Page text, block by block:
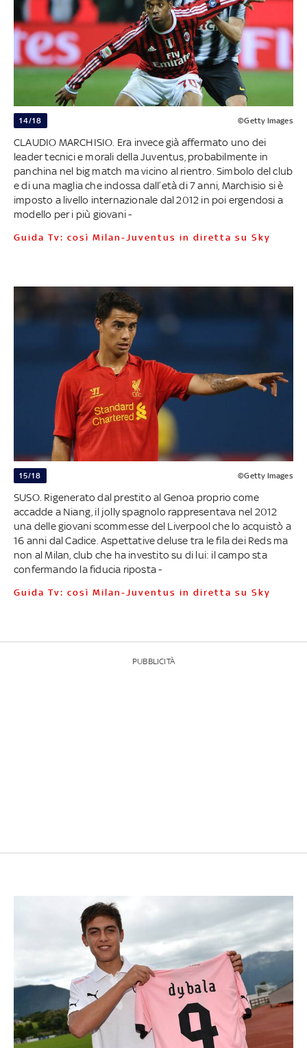
14/18 ©Getty Images
CLAUDIO MARCHISIO. Era invece già affermato uno dei
leader tecnici e morali della Juventus, probabilmente in
panchina nel big match ma vicino al rientro. Simbolo del club
e di una maglia che indossa dall’età di 7 anni, Marchisio si è
imposto a livello internazionale dal 2012 in poi ergendosi a
modello per i più giovani -
Guida Tv: così Milan-Juventus in diretta su Sky
15/18 ©Getty Images
SUSO. Rigenerato dal prestito al Genoa proprio come
accadde a Niang, il jolly spagnolo rappresentava nel 2012
una delle giovani scommesse del Liverpool che lo acquistò a
16 anni dal Cadice. Aspettative deluse tra le fila dei Reds ma
non al Milan, club che ha investito su di lui: il campo sta
confermando la fiducia riposta -
Guida Tv: così Milan-Juventus in diretta su Sky
PUBBLICITÀ